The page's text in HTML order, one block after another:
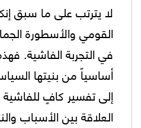
لا يترتب على ما سبق
القومي والأسطورة
في التجربة الفاشية.
أساسياً من بنيتها
إلى تفسير كافٍ
العلاقة بين الأسباب